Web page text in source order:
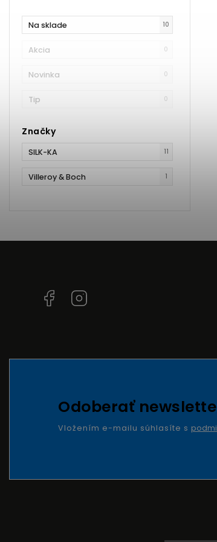
Na sklade 10
Akcia 0
Novinka 0
Tip 0
Značky
SILK-KA 11
Villeroy & Boch 1
Facebook
Odoberať
Vložením e-mailu súhlasíte s